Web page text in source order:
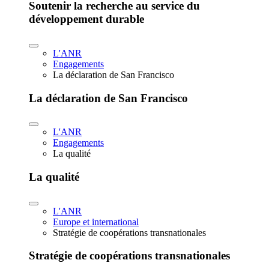
Soutenir la recherche au service du
développement durable
L'ANR
Engagements
La déclaration de San Francisco
La déclaration de San Francisco
L'ANR
Engagements
La qualité
La qualité
L'ANR
Europe et international
Stratégie de coopérations transnationales
Stratégie de coopérations transnationales